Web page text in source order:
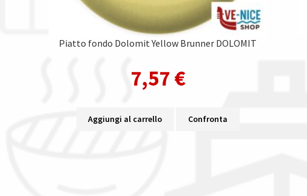
Piatto fondo Dolomit Yellow Brunner DOLOMIT
7,57 €
Aggiungi al carrello Confronta